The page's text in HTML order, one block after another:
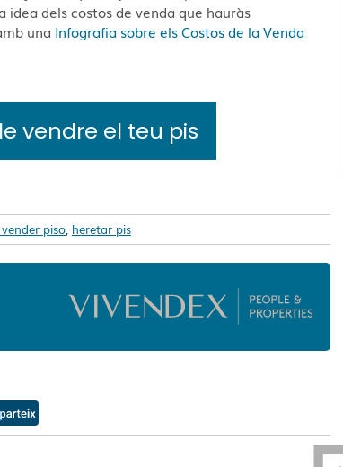
dels costos de venda que hauràs
una Infografia sobre els Costos de la Venda
vendre el teu pis
piso, heretar pis